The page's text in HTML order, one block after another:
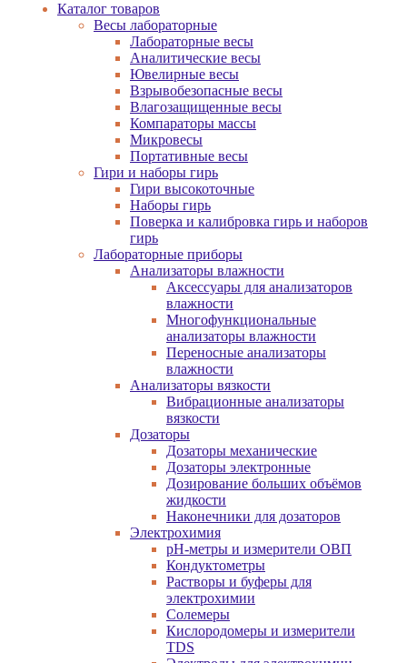
Каталог товаров
Весы лабораторные
Лабораторные весы
Аналитические весы
Ювелирные весы
Взрывобезопасные весы
Влагозащищенные весы
Компараторы массы
Микровесы
Портативные весы
Гири и наборы гирь
Гири высокоточные
Наборы гирь
Поверка и калибровка гирь и наборов
гирь
Лабораторные приборы
Анализаторы влажности
Аксессуары для анализаторов
влажности
Многофункциональные
анализаторы влажности
Переносные анализаторы
влажности
Анализаторы вязкости
Вибрационные анализаторы
вязкости
Дозаторы
Дозаторы механические
Дозаторы электронные
Дозирование больших объёмов
жидкости
Наконечники для дозаторов
Электрохимия
pH-метры и измерители ОВП
Кондуктометры
Растворы и буферы для
электрохимии
Солемеры
Кислородомеры и измерители
TDS